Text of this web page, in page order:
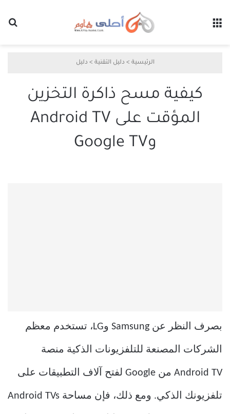
الرئيسية > دليل التقنية > دليل
كيفية مسح ذاكرة التخزين
المؤقت على Android TV
وGoogle TV
بصرف النظر عن Samsung وLG، تستخدم معظم
الشركات المصنعة للتلفزيونات الذكية منصة
Android TV من Google لفتح آلاف التطبيقات على
تلفزيونك الذكي. ومع ذلك، فإن مساحة Android TVs